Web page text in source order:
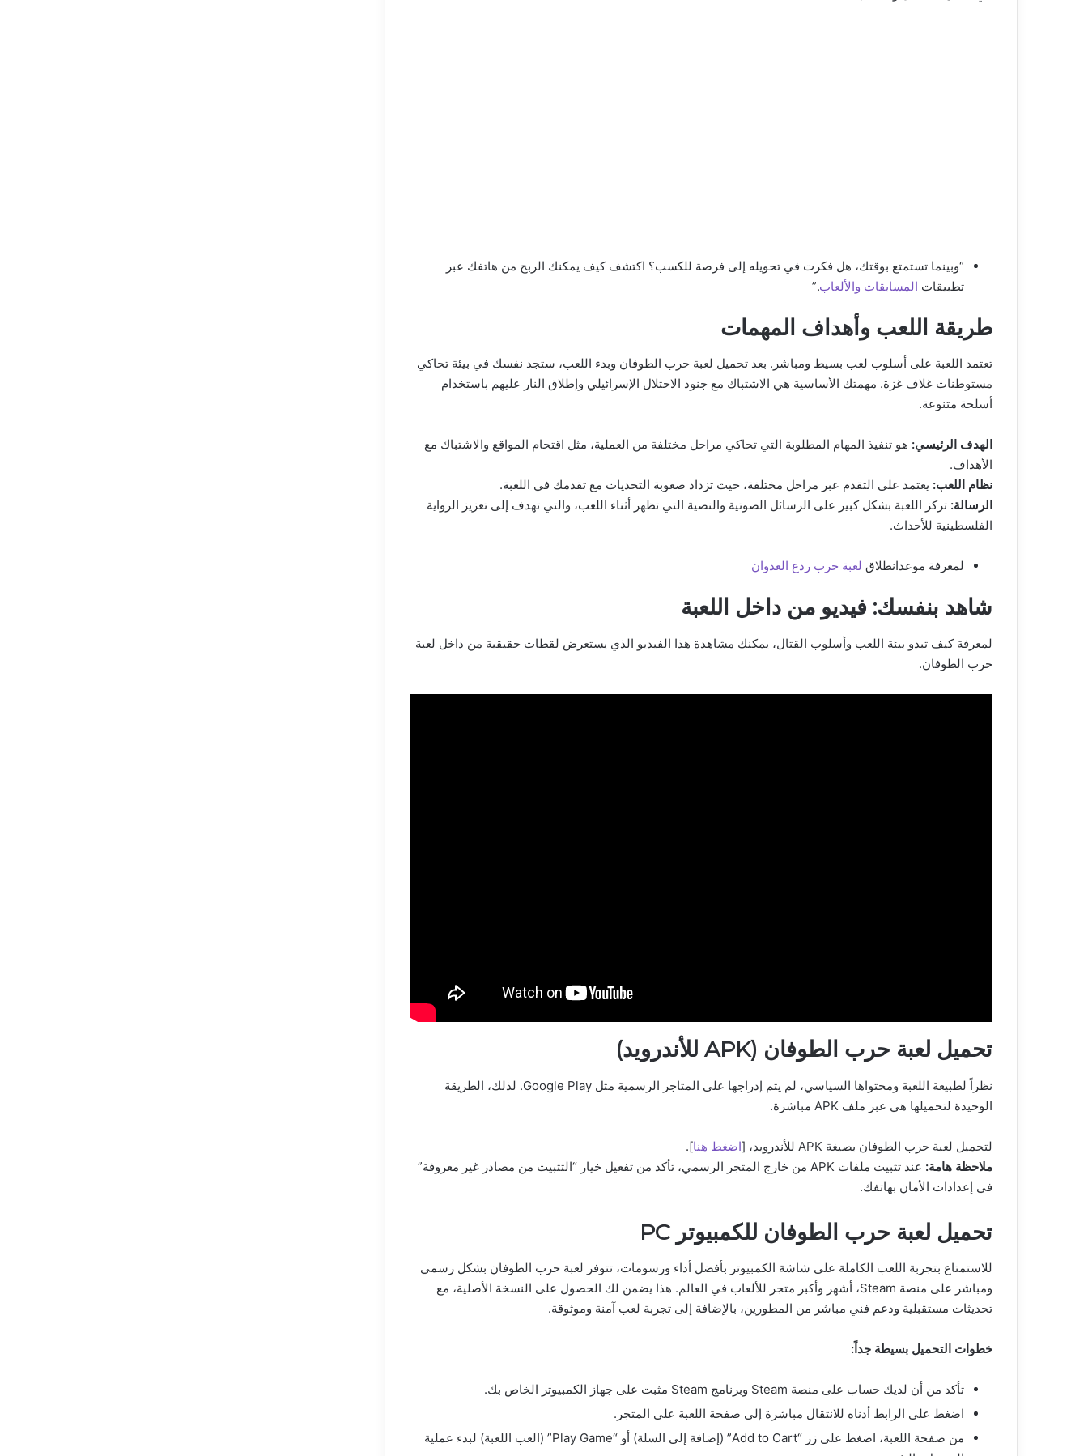
“وبينما تستمتع بوقتك، هل فكرت في تحويله إلى فرصة للكسب؟ اكتشف كيف يمكنك الربح من هاتفك عبر
تطبيقات المسابقات والألعاب.”
طريقة اللعب وأهداف المهمات
تعتمد اللعبة على أسلوب لعب بسيط ومباشر. بعد تحميل لعبة حرب الطوفان وبدء اللعب، ستجد نفسك في بيئة تحاكي
مستوطنات غلاف غزة. مهمتك الأساسية هي الاشتباك مع جنود الاحتلال الإسرائيلي وإطلاق النار عليهم باستخدام
أسلحة متنوعة.
الهدف الرئيسي: هو تنفيذ المهام المطلوبة التي تحاكي مراحل مختلفة من العملية، مثل اقتحام المواقع والاشتباك مع
الأهداف.
نظام اللعب: يعتمد على التقدم عبر مراحل مختلفة، حيث تزداد صعوبة التحديات مع تقدمك في اللعبة.
الرسالة: تركز اللعبة بشكل كبير على الرسائل الصوتية والنصية التي تظهر أثناء اللعب، والتي تهدف إلى تعزيز الرواية
الفلسطينية للأحداث.
لمعرفة موعدانطلاق لعبة حرب ردع العدوان
شاهد بنفسك: فيديو من داخل اللعبة
لمعرفة كيف تبدو بيئة اللعب وأسلوب القتال، يمكنك مشاهدة هذا الفيديو الذي يستعرض لقطات حقيقية من داخل لعبة
حرب الطوفان.
تحميل لعبة حرب الطوفان (APK للأندرويد)
نظراً لطبيعة اللعبة ومحتواها السياسي، لم يتم إدراجها على المتاجر الرسمية مثل Google Play. لذلك، الطريقة
الوحيدة لتحميلها هي عبر ملف APK مباشرة.
لتحميل لعبة حرب الطوفان بصيغة APK للأندرويد، [ اضغط هنا].
ملاحظة هامة:
عند تثبيت ملفات APK من خارج المتجر الرسمي، تأكد من تفعيل خيار “التثبيت من مصادر غير معروفة”
في إعدادات الأمان بهاتفك.
تحميل لعبة حرب الطوفان للكمبيوتر PC
للاستمتاع بتجربة اللعب الكاملة على شاشة الكمبيوتر بأفضل أداء ورسومات، تتوفر لعبة حرب الطوفان بشكل رسمي
ومباشر على منصة Steam، أشهر وأكبر متجر للألعاب في العالم. هذا يضمن لك الحصول على النسخة الأصلية، مع
تحديثات مستقبلية ودعم فني مباشر من المطورين، بالإضافة إلى تجربة لعب آمنة وموثوقة.
خطوات التحميل بسيطة جداً:
تأكد من أن لديك حساب على منصة Steam وبرنامج Steam مثبت على جهاز الكمبيوتر الخاص بك.
اضغط على الرابط أدناه للانتقال مباشرة إلى صفحة اللعبة على المتجر.
من صفحة اللعبة، اضغط على زر “Add to Cart” (إضافة إلى السلة) أو “Play Game” (العب اللعبة) لبدء عملية